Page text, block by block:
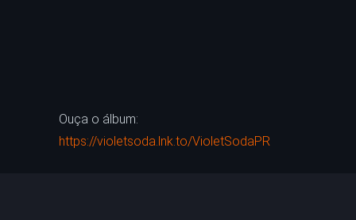
Ouça o álbum:
https://violetsoda.lnk.to/VioletSodaPR